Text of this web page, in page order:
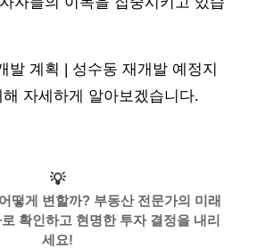
발 계획 | 성수동 재개발 예정지
자세하게 알아보겠습니다.
💡
떻게 변할까? 부동산 전문가의 미래
확인하고 현명한 투자 결정을 내리
세요!